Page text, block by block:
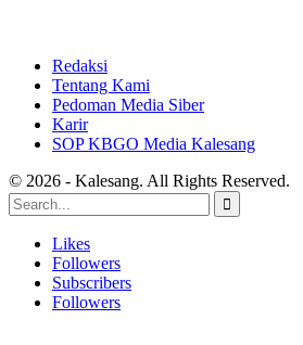
Redaksi
Tentang Kami
Pedoman Media Siber
Karir
SOP KBGO Media Kalesang
© 2026 - Kalesang. All Rights Reserved.
Likes
Followers
Subscribers
Followers